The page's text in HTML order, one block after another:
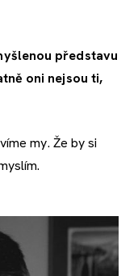
představu
oni nejsou ti,
my. Že by si